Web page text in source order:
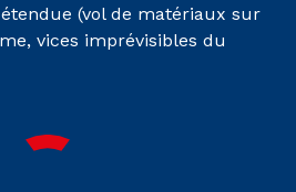
(vol de matériaux sur
vices imprévisibles du